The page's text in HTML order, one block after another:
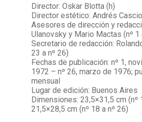
Director: Oskar Blotta (h)
Director estético: Andrés
Asesores de dirección y
Ulanovsky y Mario Mactas (nº 1
Secretario de redacción:
23 a nº 26)
Fechas de publicación: nº 1,
1972 – nº 26, marzo de 1976;
mensual
Lugar de edición: Buenos Aires
Dimensiones: 23,5×31,5 cm (nº
21,5×28,5 cm (nº 18 a nº 26)